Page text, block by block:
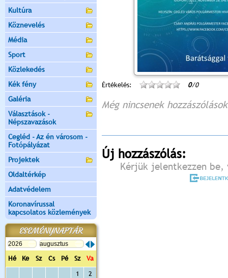
Kultúra
Köznevelés
Média
Sport
Közlekedés
Kék fény
Galéria
Választások -
Népszavazások
Cegléd - Az én városom -
Fotópályázat
Projektek
Oldaltérkép
Adatvédelem
Koronavírussal
kapcsolatos közlemények
ESEMÉNYNAPTÁR
Hé Ke Sz Cs Pé Sz
Va
1
2
Értékelés: 0/0
Még nincsenek hozzászólások
Új hozzászólás:
Kérjük jelentkezzen be,